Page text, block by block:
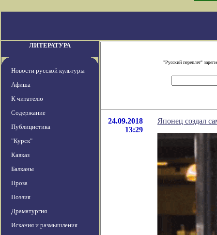
ЛИТЕРАТУРА
Новости русской культуры
Афиша
К читателю
Содержание
Публицистика
"Курск"
Кавказ
Балканы
Проза
Поэзия
Драматургия
Искания и размышления
"Русский переплет"
24.09.2018
13:29
Японец создал